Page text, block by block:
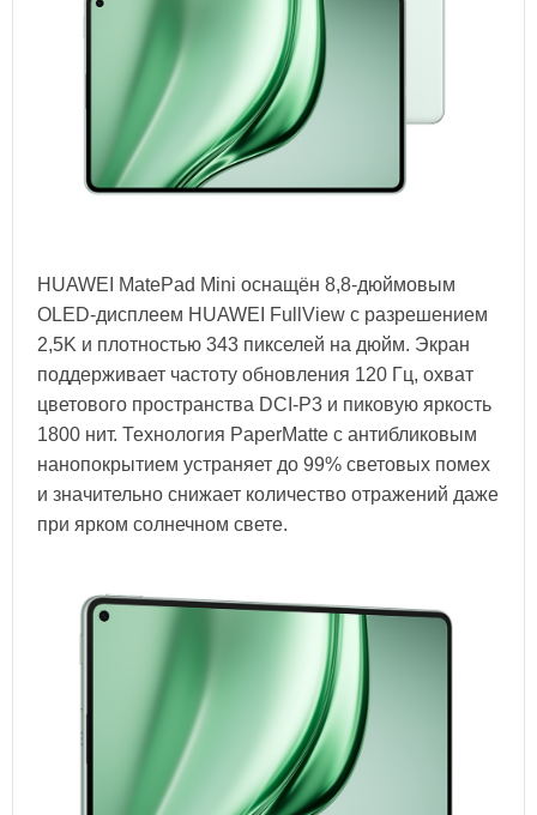
HUAWEI MatePad Mini оснащён 8,8-дюймовым
OLED-дисплеем HUAWEI FullView с разрешением
2,5K и плотностью 343 пикселей на дюйм. Экран
поддерживает частоту обновления 120 Гц, охват
цветового пространства DCI-P3 и пиковую яркость
1800 нит. Технология PaperMatte с антибликовым
нанопокрытием устраняет до 99% световых помех
и значительно снижает количество отражений даже
при ярком солнечном свете.